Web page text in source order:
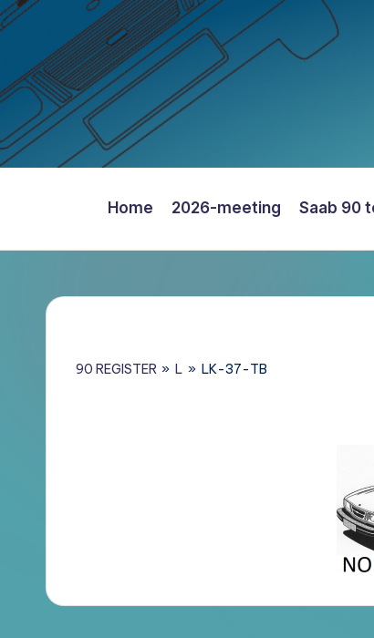
naar
de
inhoud
90
Nederland
Home 2026-meeting Saab 90
90 REGISTER » L » LK-37-TB